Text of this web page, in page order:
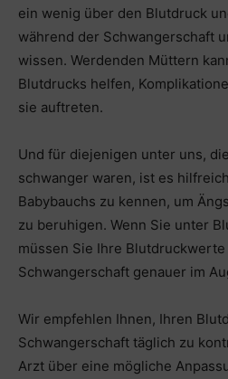
ein wenig über den Blutdruck
während der Schwangerschaft
wissen. Werdenden Müttern
Blutdrucks helfen,
sie auftreten.
Und für diejenigen unter uns,
schwanger waren, ist es
Babybauchs zu kennen, um
zu beruhigen. Wenn Sie unter
müssen Sie Ihre
Schwangerschaft genauer im
Wir empfehlen Ihnen, Ihren
Schwangerschaft täglich zu
Arzt über eine mögliche